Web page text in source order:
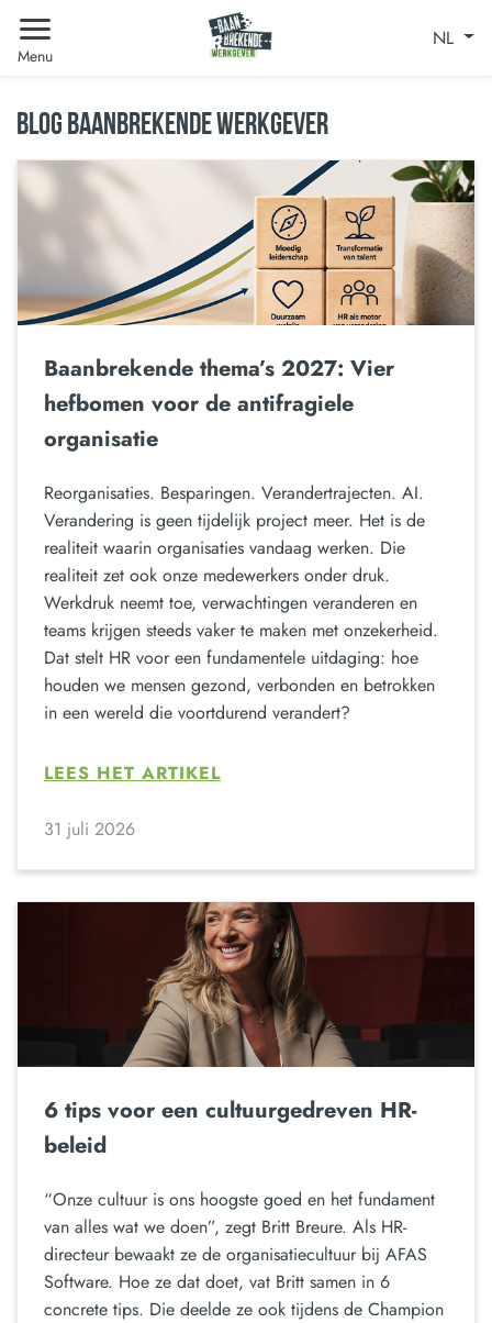
Menu
NL
BLOG BAANBREKENDE WERKGEVER
Baanbrekende thema’s 2027: Vier
hefbomen voor de antifragiele
organisatie
Reorganisaties. Besparingen. Verandertrajecten. AI.
Verandering is geen tijdelijk project meer. Het is de
realiteit waarin organisaties vandaag werken. Die
realiteit zet ook onze medewerkers onder druk.
Werkdruk neemt toe, verwachtingen veranderen en
teams krijgen steeds vaker te maken met onzekerheid.
Dat stelt HR voor een fundamentele uitdaging: hoe
houden we mensen gezond, verbonden en betrokken
in een wereld die voortdurend verandert?
LEES HET ARTIKEL
31 juli 2026
6 tips voor een cultuurgedreven HR-
beleid
“Onze cultuur is ons hoogste goed en het fundament
van alles wat we doen”, zegt Britt Breure. Als HR-
directeur bewaakt ze de organisatiecultuur bij AFAS
Software. Hoe ze dat doet, vat Britt samen in 6
concrete tips. Die deelde ze ook tijdens de Champion